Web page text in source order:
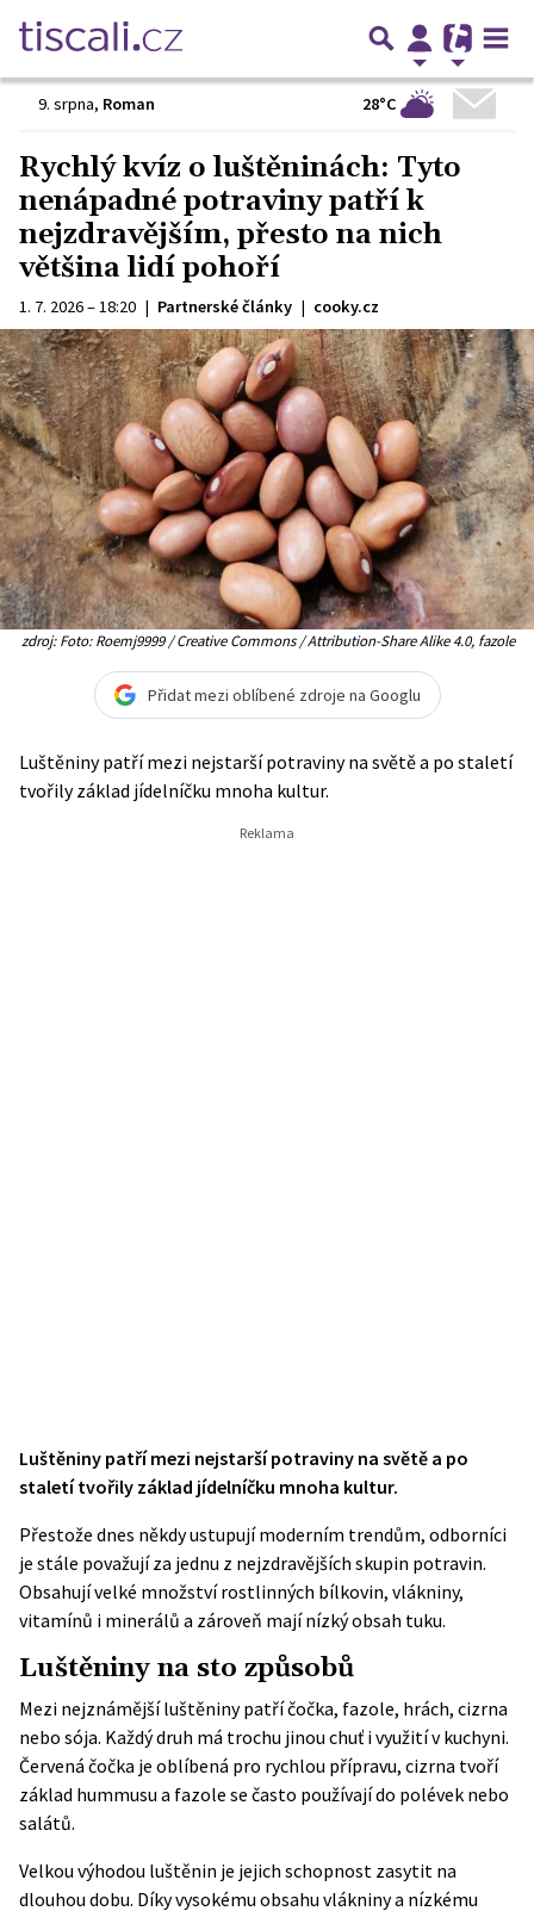
9. srpna, Roman 28°C
Rychlý kvíz o luštěninách: Tyto
nenápadné potraviny patří k
nejzdravějším, přesto na nich
většina lidí pohoří
1. 7. 2026 – 18:20 | Partnerské články | cooky.cz
zdroj: Foto: Roemj9999 / Creative Commons / Attribution-Share Alike 4.0, fazole
Přidat mezi oblíbené zdroje na Googlu
Luštěniny patří mezi nejstarší potraviny na světě a po staletí
tvořily základ jídelníčku mnoha kultur.
Luštěniny patří mezi nejstarší potraviny na světě a po
staletí tvořily základ jídelníčku mnoha kultur.
Přestože dnes někdy ustupují moderním trendům, odborníci
je stále považují za jednu z nejzdravějších skupin potravin.
Obsahují velké množství rostlinných bílkovin, vlákniny,
vitamínů i minerálů a zároveň mají nízký obsah tuku.
Luštěniny na sto způsobů
Mezi nejznámější luštěniny patří čočka, fazole, hrách, cizrna
nebo sója. Každý druh má trochu jinou chuť i využití v kuchyni.
Červená čočka je oblíbená pro rychlou přípravu, cizrna tvoří
základ hummusu a fazole se často používají do polévek nebo
salátů.
Velkou výhodou luštěnin je jejich schopnost zasytit na
dlouhou dobu. Díky vysokému obsahu vlákniny a nízkému